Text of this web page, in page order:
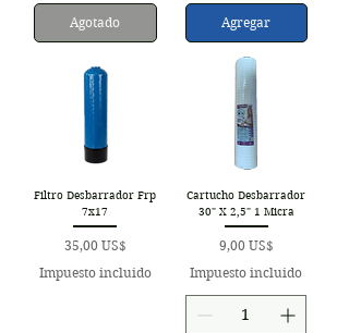
Agotado Agregar
Filtro Desbarrador Frp
7x17
Precio
35,00 US$
Impuesto incluido
Cartucho Desbarrador
30" X 2,5" 1 Micra
Precio
9,00 US$
Impuesto incluido